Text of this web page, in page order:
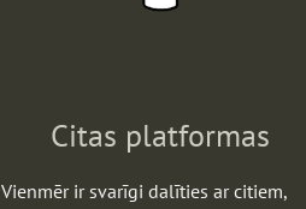
Citas platformas
Vienmēr ir svarīgi dalīties ar citiem,